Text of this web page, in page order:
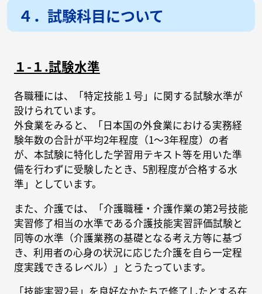
４．試験科目について
１-１.試験水準
各職種には、「特定技能１号」に関する試験水準が
設けられています。
外食業をみると、「日本国の外食業における実務経
験年数の合計が平均2年程度（1～3年程度）の者
が、本試験に特化した学習用テキスト等を用いた準
備を行わずに受験したとき、5割程度が合格する水
準」としています。
また、介護では、「介護職種・介護作業の第2号技能
実習修了相当の水準である介護技能実習評価試験と
同等の水準（介護業務の基礎となる考え方等に基づ
き、利用者の心身の状況に応じた介護を自ら一定程
度実践できるレベル）」とうたっています。